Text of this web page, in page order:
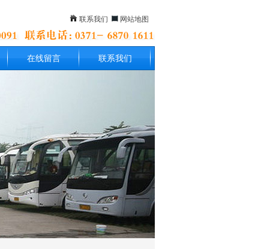
联系我们 网站地图
在线留言 联系我们